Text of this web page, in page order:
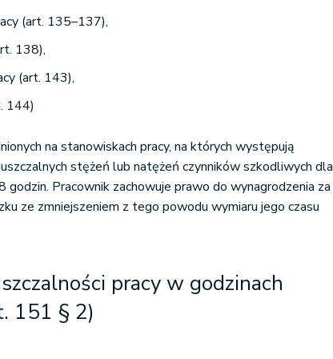
(art. 135–137),
138),
(art. 143),
144)
na stanowiskach pracy, na których występują
stężeń lub natężeń czynników szkodliwych dla
godzin. Pracownik zachowuje prawo do wynagrodzenia za
ze zmniejszeniem z tego powodu wymiaru jego czasu
pracy w godzinach
151 § 2)